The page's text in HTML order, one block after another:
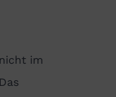
im